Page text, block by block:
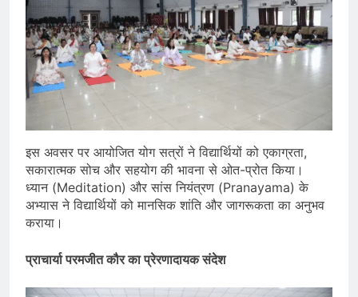
इस अवसर पर आयोजित योग सत्रों ने विद्यार्थियों को एकाग्रता,
सकारात्मक सोच और सहयोग की भावना से ओत-प्रोत किया।
ध्यान (Meditation) और सांस नियंत्रण (Pranayama) के
अभ्यास ने विद्यार्थियों को मानसिक शांति और जागरूकता का अनुभव
कराया।
प्राचार्या परमजीत कौर का प्रेरणादायक संदेश